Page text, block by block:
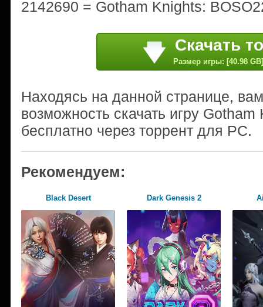
2142690 = Gotham Knights:
Скачать
Размер игры: [40.98 GB]
Находясь на данной странице,
возможность скачать игру
бесплатно через торрент для PC.
Рекомендуем:
Black Desert Dark Genesis 2